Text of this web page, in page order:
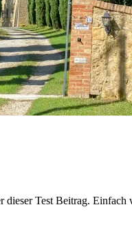
dieser Test Beitrag.